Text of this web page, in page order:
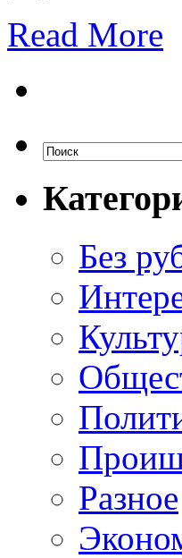
Read More
Без
Разное